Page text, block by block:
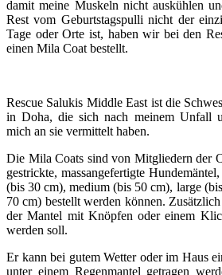
damit meine Muskeln nicht auskühlen
Rest vom Geburtstagspulli nicht der
Tage oder Orte ist, haben wir bei den
einen Mila Coat bestellt.
Rescue Salukis Middle East ist die
in Doha, die sich nach meinem Unfall
mich an sie vermittelt haben.
Die Mila Coats sind von Mitgliedern der
gestrickte, massangefertigte
(bis 30 cm), medium (bis 50 cm), large
70 cm) bestellt werden können.
der Mantel mit Knöpfen oder einem
werden soll.
Er kann bei gutem Wetter oder im Haus
unter einem Regenmantel getragen